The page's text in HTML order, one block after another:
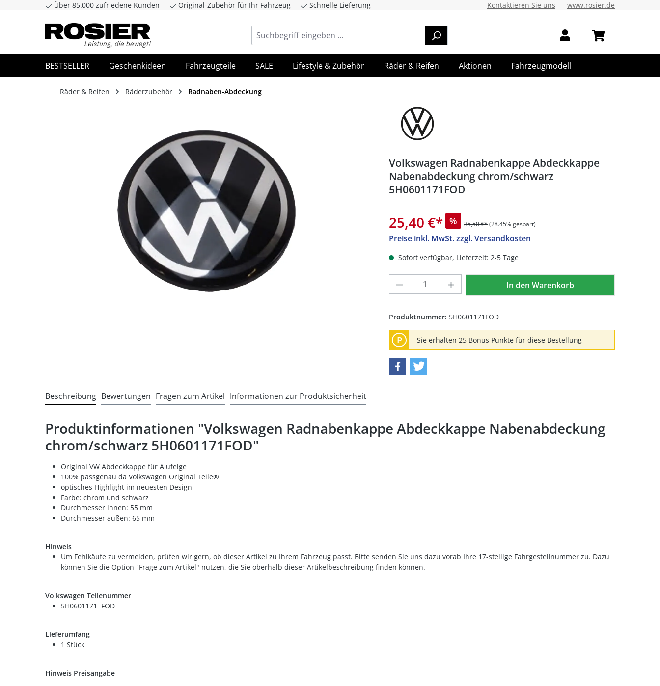
Zum Hauptinhalt springen Zur Suche springen Zur Hauptnavigation springen
Über 85.000 zufriedene Kunden Original-Zubehör für Ihr Fahrzeug Schnelle Lieferung Kontaktieren Sie uns www.rosier.de
BESTSELLER Geschenkideen Fahrzeugteile SALE Lifestyle & Zubehör Räder & Reifen Aktionen Fahrzeugmodell
Räder & Reifen Räderzubehör Radnaben-Abdeckung
Volkswagen Radnabenkappe Abdeckkappe
Nabenabdeckung chrom/schwarz
5H0601171FOD
25,40 €* % 35,50 €*(28.45% gespart)
Preise inkl. MwSt. zzgl. Versandkosten
Sofort verfügbar, Lieferzeit: 2-5 Tage
Produkt Anzahl: Gib den gewünschten Wert
In den Warenkorb
Produktnummer: 5H0601171FOD
P Sie erhalten 25 Bonus Punkte für diese Bestellung
Beschreibung Bewertungen Fragen zum Artikel Informationen zur Produktsicherheit
Produktinformationen "Volkswagen Radnabenkappe Abdeckkappe Nabenabdeckung
chrom/schwarz 5H0601171FOD"
Original VW Abdeckkappe für Alufelge
100% passgenau da Volkswagen Original Teile®
optisches Highlight im neuesten Design
Farbe: chrom und schwarz
Durchmesser innen: 55 mm
Durchmesser außen: 65 mm
Hinweis
Um Fehlkäufe zu vermeiden, prüfen wir gern, ob dieser Artikel zu Ihrem Fahrzeug passt. Bitte senden Sie uns dazu vorab Ihre 17-stellige Fahrgestellnummer zu. Dazu
können Sie die Option "Frage zum Artikel" nutzen, die Sie oberhalb dieser Artikelbeschreibung finden können.
Volkswagen Teilenummer
5H0601171 FOD
Lieferumfang
1 Stück
Hinweis Preisangabe